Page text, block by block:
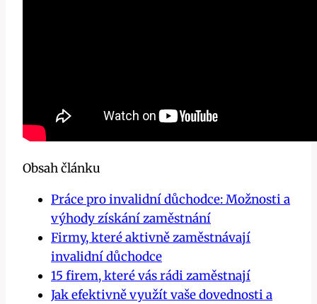
Obsah článku
Práce pro invalidní důchodce: Možnosti a
výhody získání zaměstnání
Firmy, které aktivně zaměstnávají
invalidní důchodce
15 firem, které vás rádi zaměstnají
Jak efektivně využít vaše dovednosti a